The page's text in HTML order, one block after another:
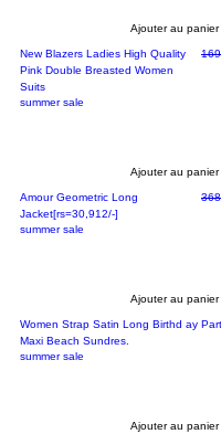
Ajouter au panier
New Blazers Ladies High Quality
Pink Double Breasted Women
Suits
summer sale
Ajouter au panier
Amour Geometric Long
Jacket[rs=30,912/-]
summer sale
Ajouter au panier
Women Strap Satin Long Birthd ay
Maxi Beach Sundres.
summer sale
Ajouter au panier